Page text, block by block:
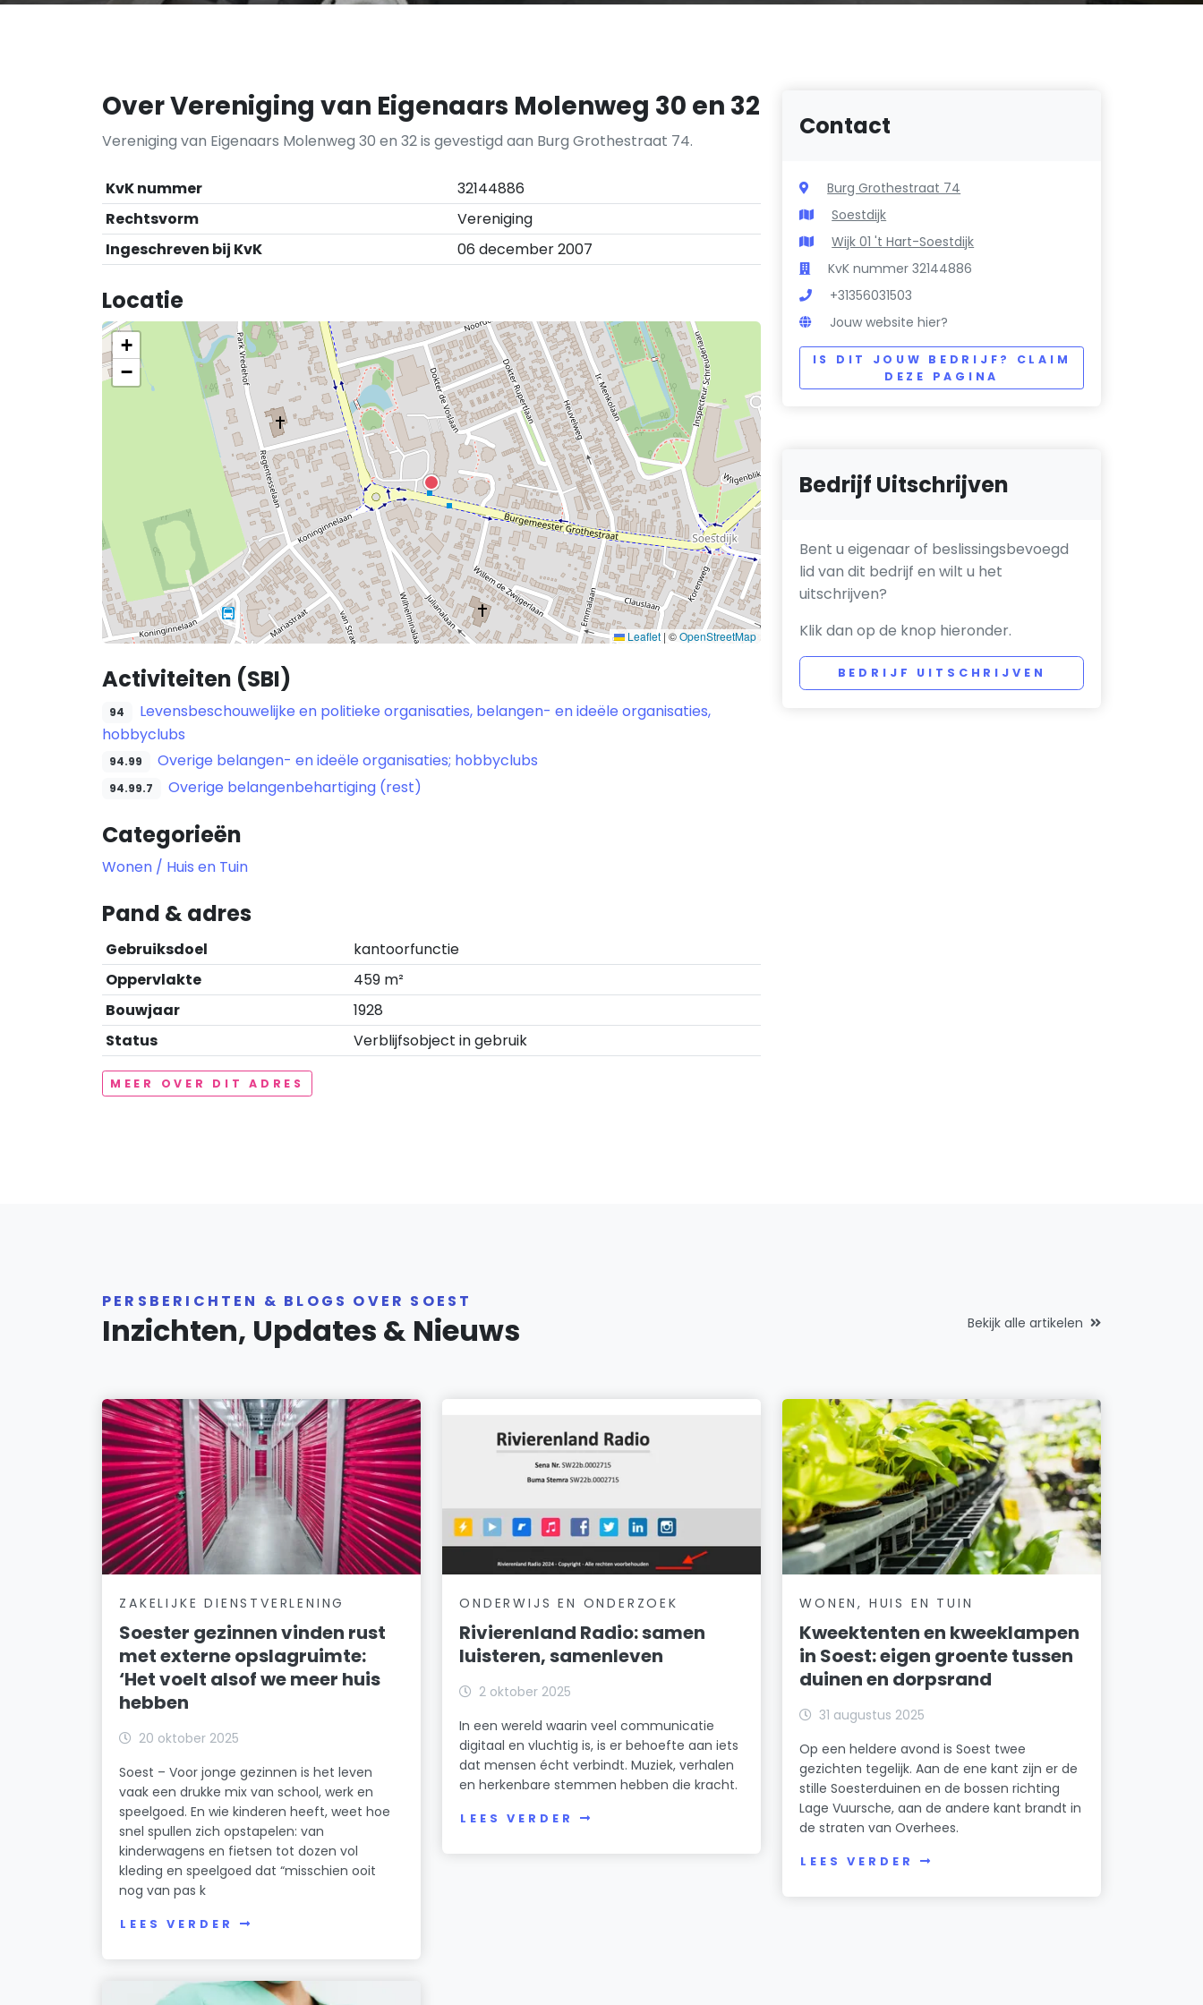
Over Vereniging van Eigenaars Molenweg 30 en 32
Vereniging van Eigenaars Molenweg 30 en 32 is gevestigd aan Burg Grothestraat 74.
KvK nummer
32144886
Rechtsvorm
Vereniging
Ingeschreven bij KvK
06 december 2007
Locatie
+
−
Leaflet | ©OpenStreetMap
Activiteiten (SBI)
94
Levensbeschouwelijke en politieke organisaties, belangen- en ideële organisaties,
hobbyclubs
94.99 Overige belangen- en ideële organisaties; hobbyclubs
94.99.7 Overige belangenbehartiging (rest)
Categorieën
Wonen / Huis en Tuin
Pand & adres
Gebruiksdoel
kantoorfunctie
Oppervlakte
459 m²
Bouwjaar
1928
Status
Verblijfsobject in gebruik
MEER OVER DIT ADRES
Contact
Burg Grothestraat 74
Soestdijk
Wijk 01 't Hart-Soestdijk
KvK nummer 32144886
+31356031503
Jouw website hier?
IS DIT JOUW BEDRIJF? CLAIM
DEZE PAGINA
Bedrijf Uitschrijven
Bent u eigenaar of beslissingsbevoegd
lid van dit bedrijf en wilt u het
uitschrijven?
Klik dan op de knop hieronder.
BEDRIJF UITSCHRIJVEN
PERSBERICHTEN & BLOGS OVER SOEST
Inzichten, Updates & Nieuws Bekijk alle artikelen
ZAKELIJKE DIENSTVERLENING
Soester gezinnen vinden rust
met externe opslagruimte:
‘Het voelt alsof we meer huis
hebben
20 oktober 2025
Soest – Voor jonge gezinnen is het leven
vaak een drukke mix van school, werk en
speelgoed. En wie kinderen heeft, weet hoe
snel spullen zich opstapelen: van
kinderwagens en fietsen tot dozen vol
kleding en speelgoed dat “misschien ooit
nog van pas k
LEES VERDER
ONDERWIJS EN ONDERZOEK
Rivierenland Radio: samen
luisteren, samenleven
2 oktober 2025
In een wereld waarin veel communicatie
digitaal en vluchtig is, is er behoefte aan iets
dat mensen écht verbindt. Muziek, verhalen
en herkenbare stemmen hebben die kracht.
LEES VERDER
WONEN, HUIS EN TUIN
Kweektenten en kweeklampen
in Soest: eigen groente tussen
duinen en dorpsrand
31 augustus 2025
Op een heldere avond is Soest twee
gezichten tegelijk. Aan de ene kant zijn er de
stille Soesterduinen en de bossen richting
Lage Vuursche, aan de andere kant brandt in
de straten van Overhees.
LEES VERDER